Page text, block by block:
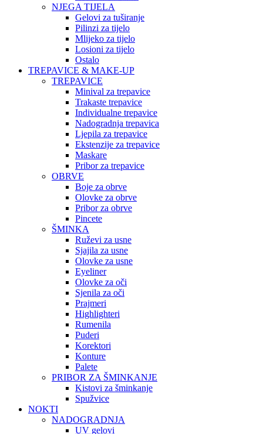
NJEGA TIJELA
Gelovi za tuširanje
Pilinzi za tijelo
Mlijeko za tijelo
Losioni za tijelo
Ostalo
TREPAVICE & MAKE-UP
TREPAVICE
Minival za trepavice
Trakaste trepavice
Individualne trepavice
Nadogradnja trepavica
Ljepila za trepavice
Ekstenzije za trepavice
Maskare
Pribor za trepavice
OBRVE
Boje za obrve
Olovke za obrve
Pribor za obrve
Pincete
ŠMINKA
Ruževi za usne
Sjajila za usne
Olovke za usne
Eyeliner
Olovke za oči
Sjenila za oči
Prajmeri
Highlighteri
Rumenila
Puderi
Korektori
Konture
Palete
PRIBOR ZA ŠMINKANJE
Kistovi za šminkanje
Spužvice
NOKTI
NADOGRADNJA
UV gelovi